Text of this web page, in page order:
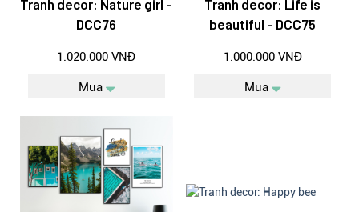
Tranh decor: Nature girl -
DCC76
1.020.000 VNĐ
Mua
Tranh decor: Life is
beautiful - DCC75
1.000.000 VNĐ
Mua